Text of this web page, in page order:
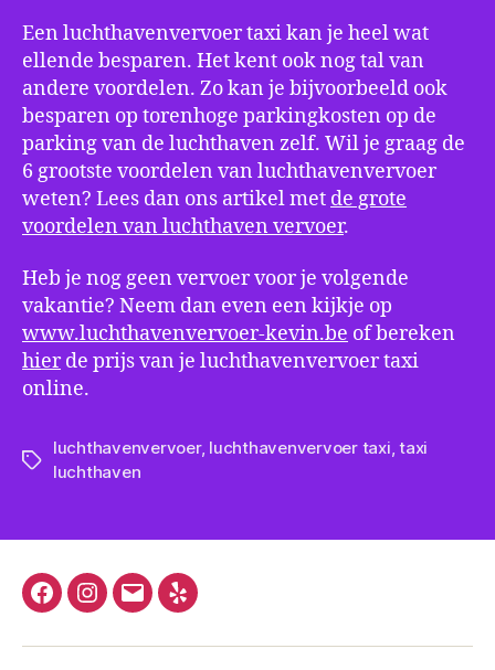
Een luchthavenvervoer taxi kan je heel wat
ellende besparen. Het kent ook nog tal van
andere voordelen. Zo kan je bijvoorbeeld ook
besparen op torenhoge parkingkosten op de
parking van de luchthaven zelf. Wil je graag de
6 grootste voordelen van luchthavenvervoer
weten? Lees dan ons artikel met de grote
voordelen van luchthaven vervoer.
Heb je nog geen vervoer voor je volgende
vakantie? Neem dan even een kijkje op
www.luchthavenvervoer-kevin.be of bereken
hierde prijs van je luchthavenvervoer taxi
online.
Tags
luchthavenvervoer, luchthavenvervoer taxi,taxi
luchthaven
FacebookInstagram
E-
Yelp